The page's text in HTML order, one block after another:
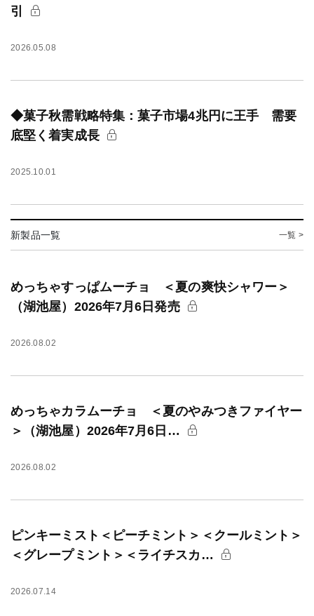
引
2026.05.08
◆菓子秋需戦略特集：菓子市場4兆円に王手 需要
底堅く着実成長
2025.10.01
新製品一覧 一覧 >
めっちゃすっぱムーチョ ＜夏の爽快シャワー＞
（湖池屋）2026年7月6日発売
2026.08.02
めっちゃカラムーチョ ＜夏のやみつきファイヤー
＞（湖池屋）2026年7月6日…
2026.08.02
ピンキーミスト＜ピーチミント＞＜クールミント＞
＜グレープミント＞＜ライチスカ…
2026.07.14